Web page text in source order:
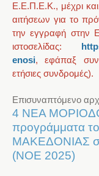
Ε.Ε.Π.Ε.Κ., μέχρι
αιτήσεων για το
την εγγραφή στην
ιστοσελίδας:
enosi, εφάπαξ
ετήσιες συνδρομές).
Επισυναπτόμενο
4 ΝΕΑ
προγράμματα
ΜΑΚΕΔΟΝΙΑΣ
(ΝΟΕ 2025)